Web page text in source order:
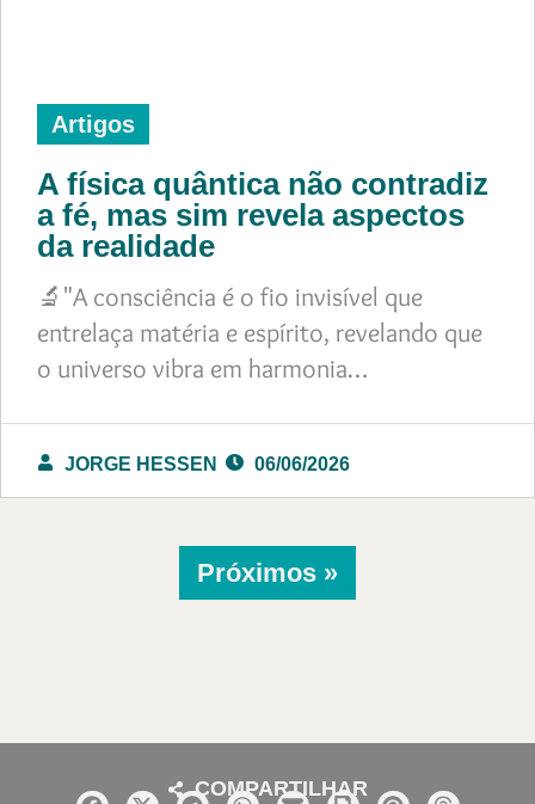
Artigos
A física quântica não contradiz
a fé, mas sim revela aspectos
da realidade
🔬"A consciência é o fio invisível que
entrelaça matéria e espírito, revelando que
o universo vibra em harmonia…
JORGE HESSEN 06/06/2026
Próximos »
COMPARTILHAR